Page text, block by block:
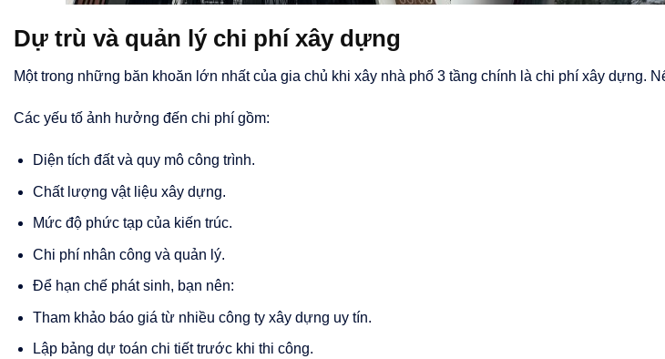
Dự trù và quản lý chi phí xây dựng
Một trong những băn khoăn lớn nhất của gia chủ khi xây nhà phố 3 tầng chính là chi phí xây dựng.
Các yếu tố ảnh hưởng đến chi phí gồm:
Diện tích đất và quy mô công trình.
Chất lượng vật liệu xây dựng.
Mức độ phức tạp của kiến trúc.
Chi phí nhân công và quản lý.
Để hạn chế phát sinh, bạn nên:
Tham khảo báo giá từ nhiều công ty xây dựng uy tín.
Lập bảng dự toán chi tiết trước khi thi công.